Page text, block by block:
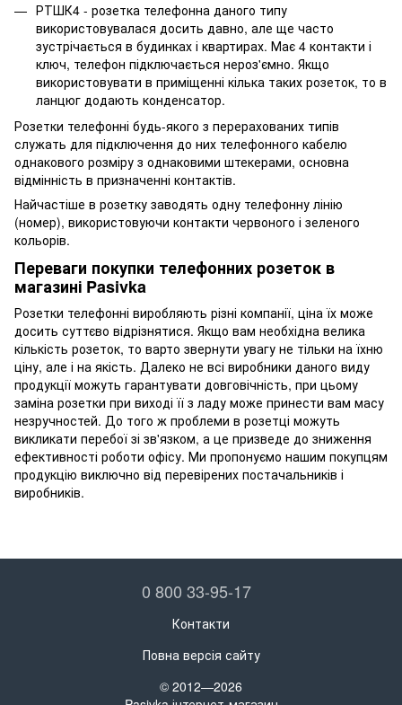
РТШК4 - розетка телефонна даного типу
використовувалася досить давно, але ще часто
зустрічається в будинках і квартирах. Має 4 контакти і
ключ, телефон підключається нероз'ємно. Якщо
використовувати в приміщенні кілька таких розеток, то в
ланцюг додають конденсатор.
Розетки телефонні будь-якого з перерахованих типів
служать для підключення до них телефонного кабелю
однакового розміру з однаковими штекерами, основна
відмінність в призначенні контактів.
Найчастіше в розетку заводять одну телефонну лінію
(номер), використовуючи контакти червоного і зеленого
кольорів.
Переваги покупки телефонних розеток в
магазині Pasivka
Розетки телефонні виробляють різні компанії, ціна їх може
досить суттєво відрізнятися. Якщо вам необхідна велика
кількість розеток, то варто звернути увагу не тільки на їхню
ціну, але і на якість. Далеко не всі виробники даного виду
продукції можуть гарантувати довговічність, при цьому
заміна розетки при виході її з ладу може принести вам масу
незручностей. До того ж проблеми в розетці можуть
викликати перебої зі зв'язком, а це призведе до зниження
ефективності роботи офісу. Ми пропонуємо нашим покупцям
продукцію виключно від перевірених постачальників і
виробників.
0 800 33-95-17
Контакти
Повна версія сайту
© 2012—2026